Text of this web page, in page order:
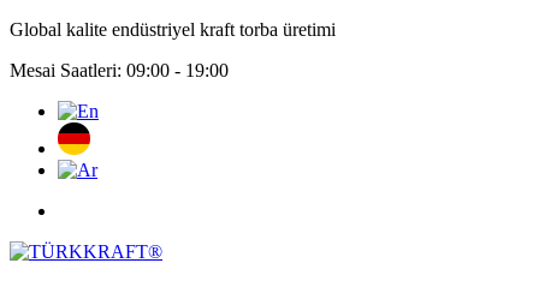
Global kalite endüstriyel kraft torba üretimi
Mesai Saatleri: 09:00 - 19:00